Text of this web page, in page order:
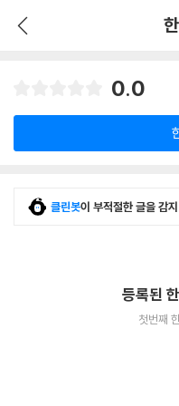
0.0
클린봇이 부적절한 글을 감
등록된
첫번째